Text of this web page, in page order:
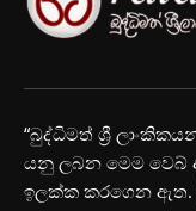
“බුද්ධිමත් ශ්‍රී
යනු ලබන මෙම වෙබ්
ඉලක්ක කරගෙන ඇත.